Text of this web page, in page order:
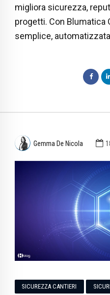
migliora sicurezza,
progetti. Con Blumatica
semplice,
Gemma De Nicola
SICUREZZA CANTIERI